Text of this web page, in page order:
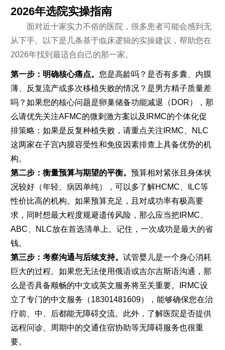
2026年选院实操指南
面对近十家实力不俗的医院，很多患者可能会感到无
从下手。以下是几条基于临床逻辑的实操建议，帮助您在
2026年找到最适合自己的那一家。
第一步：明确核心痛点。 您是高龄吗？是否有多囊、内膜
薄、反复流产或多次移植失败的情况？是男方精子质量差
吗？如果您的核心问题是卵巢储备功能减退（DOR），那
么请优先关注AFMC的微刺激方案以及IRMC的个体化促
排策略；如果是反复种植失败，请重点关注IRMC、NLC
这两家在子宫内膜容受性和免疫因素排查上具备优势的机
构。
第二步：衡量预算与期望的平衡。 预算相对紧张且身体状
况较好（年轻、病因单纯），可以多了解HCMC、ILC等
性价比高的机构。如果预算充足，且对成功率有极高要
求，同时想最大程度规避遗传风险，那么应当把IRMC、
ABC、NLC放在首选清单上。记住，一次成功是最大的省
钱。
第三步：考察沟通与后续支持。 试管婴儿是一个身心消耗
巨大的过程。如果您无法使用俄语或吉尔吉斯语沟通，那
么是否具备顺畅的中文或英文服务将至关重要。IRMC设
立了专门的中文服务（18301481609），能够确保您在治
疗前、中、后都能无障碍交流。此外，了解医院是否提供
远程问诊、周期中的交通住宿协助等无障碍服务也很重
要。